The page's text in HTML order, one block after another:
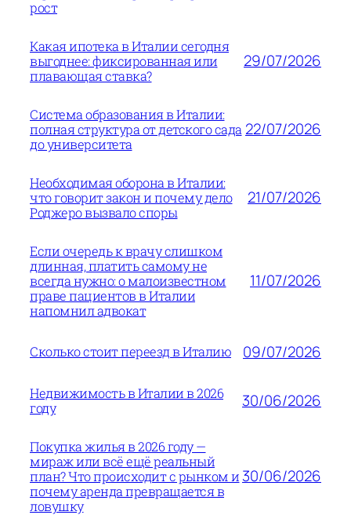
рост
Какая ипотека в Италии сегодня
выгоднее: фиксированная или
плавающая ставка?
29/07/2026
Система образования в Италии:
полная структура от детского сада
до университета
22/07/2026
Необходимая оборона в Италии:
что говорит закон и почему дело
Роджеро вызвало споры
21/07/2026
Если очередь к врачу слишком
длинная, платить самому не
всегда нужно: о малоизвестном
праве пациентов в Италии
напомнил адвокат
11/07/2026
Сколько стоит переезд в Италию 09/07/2026
Недвижимость в Италии в 2026
году
30/06/2026
Покупка жилья в 2026 году —
мираж или всё ещё реальный
план? Что происходит с рынком и
почему аренда превращается в
ловушку
30/06/2026